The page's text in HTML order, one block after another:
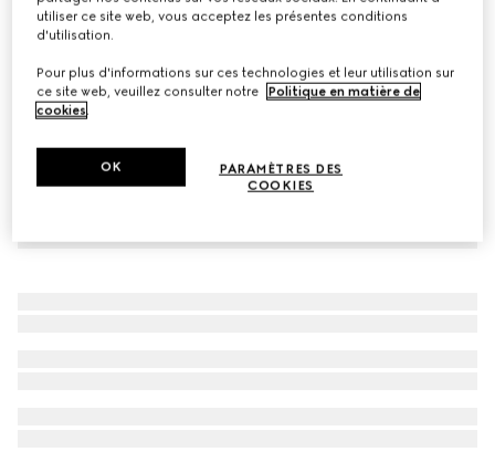
utiliser ce site web, vous acceptez les présentes conditions
d'utilisation.
Pour plus d'informations sur ces technologies et leur utilisation sur
ce site web, veuillez consulter notre
Politique en matière de
cookies.
PARAMÈTRES DES
COOKIES
OK